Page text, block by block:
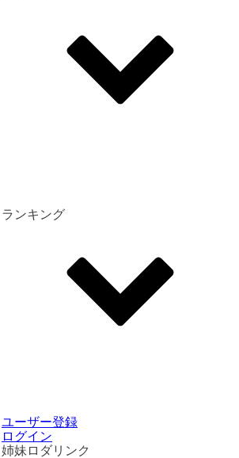
ランキング
ユーザー登録
ログイン
姉妹ロダリンク